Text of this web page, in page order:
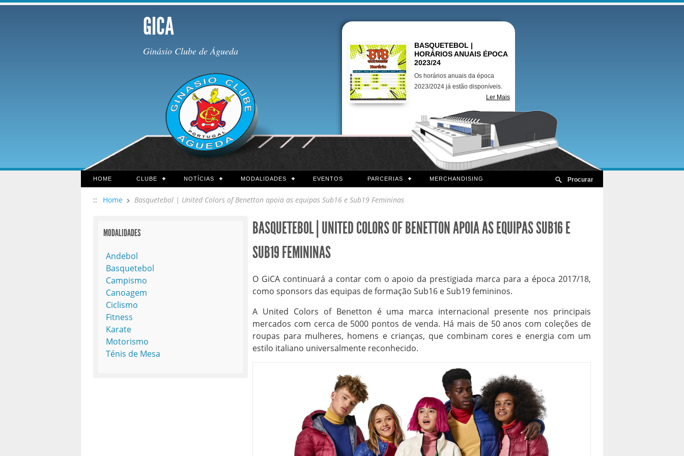
GICA
Ginásio Clube de Águeda
BASQUETEBOL |
HORÁRIOS ANUAIS ÉPOCA
2023/24
Os horários anuais da época
2023/2024 já estão disponíveis.
Ler Mais
HOME CLUBE NOTÍCIAS MODALIDADES EVENTOS PARCERIAS MERCHANDISING
:: Home Basquetebol | United Colors of Benetton apoia as equipas Sub16 e Sub19 Femininas
BASQUETEBOL | UNITED COLORS OF BENETTON APOIA AS EQUIPAS SUB16 E
SUB19 FEMININAS
O GiCA continuará a contar com o apoio da prestigiada marca para a época 2017/18,
como sponsors das equipas de formação Sub16 e Sub19 femininos.
A United Colors of Benetton é uma marca internacional presente nos principais
mercados com cerca de 5000 pontos de venda. Há mais de 50 anos com coleções de
roupas para mulheres, homens e crianças, que combinam cores e energia com um
estilo italiano universalmente reconhecido.
MODALIDADES
Andebol
Basquetebol
Campismo
Canoagem
Ciclismo
Fitness
Karate
Motorismo
Ténis de Mesa